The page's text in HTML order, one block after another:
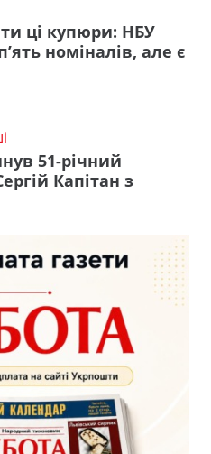
ці купюри: НБУ
номіналів, але є
51-річний
Капітан з